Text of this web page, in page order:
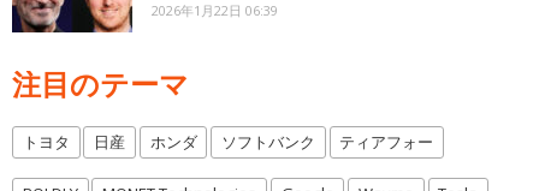
2026年1月22日 06:39
注目のテーマ
トヨタ 日産 ホンダ ソフトバンク ティアフォー